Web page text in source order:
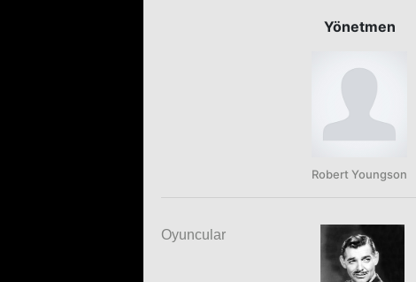
Yönetmen
Robert Youngson
Oyuncular